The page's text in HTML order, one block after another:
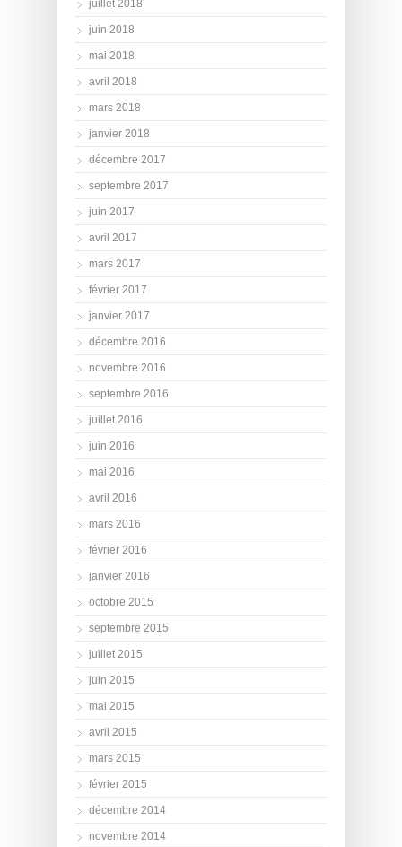
juillet 2018
juin 2018
mai 2018
avril 2018
mars 2018
janvier 2018
décembre 2017
septembre 2017
juin 2017
avril 2017
mars 2017
février 2017
janvier 2017
décembre 2016
novembre 2016
septembre 2016
juillet 2016
juin 2016
mai 2016
avril 2016
mars 2016
février 2016
janvier 2016
octobre 2015
septembre 2015
juillet 2015
juin 2015
mai 2015
avril 2015
mars 2015
février 2015
décembre 2014
novembre 2014